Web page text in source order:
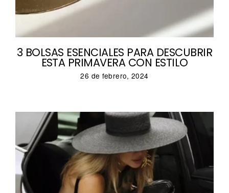
3 BOLSAS ESENCIALES PARA DESCUBRIR
ESTA PRIMAVERA CON ESTILO
26 de febrero, 2024